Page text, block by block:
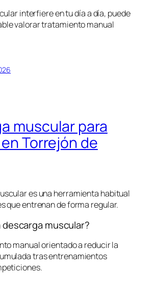
interfiere en tu día a día, puede
valorar tratamiento manual
muscular para
Torrejón de
es una herramienta habitual
que entrenan de forma regular.
descarga muscular?
manual orientado a reducir la
tras entrenamientos